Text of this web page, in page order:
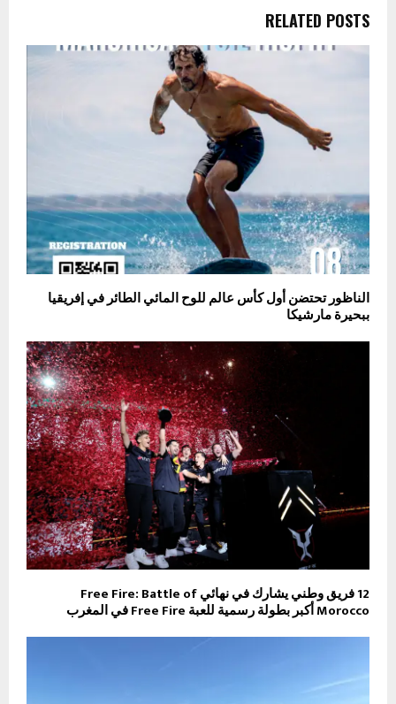
RELATED POSTS
الناظور تحتضن أول كأس عالم للوح المائي الطائر في إفريقيا
ببحيرة مارشيكا
12 فريق وطني يشارك في نهائي Free Fire: Battle of
Morocco أكبر بطولة رسمية للعبة Free Fire في المغرب